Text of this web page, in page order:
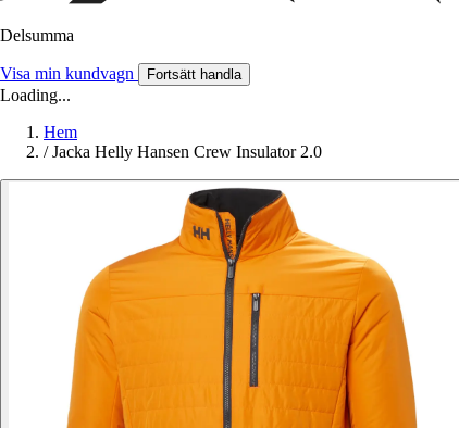
Delsumma
Visa min kundvagn Fortsätt handla
Loading...
Hem
/ Jacka Helly Hansen Crew Insulator 2.0